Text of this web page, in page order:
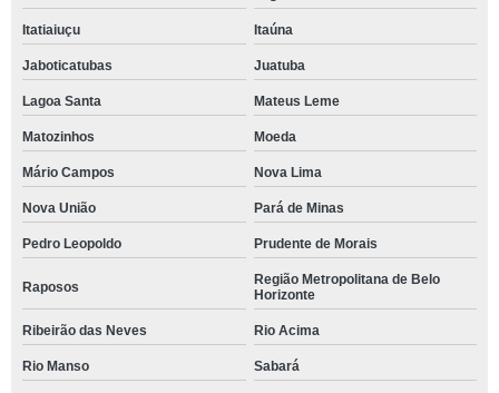
Itatiaiuçu Itaúna
Jaboticatubas Juatuba
Lagoa Santa Mateus Leme
Matozinhos Moeda
Mário Campos Nova Lima
Nova União Pará de Minas
Pedro Leopoldo Prudente de Morais
Raposos
Região Metropolitana de Belo
Horizonte
Ribeirão das Neves Rio Acima
Rio Manso Sabará